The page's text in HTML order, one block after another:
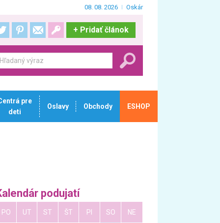
08. 08. 2026 Oskár
+ Pridať článok
pre
deti
Oslavy Obchody ESHOP
podujatí
PO UT ST ŠT PI SO NE